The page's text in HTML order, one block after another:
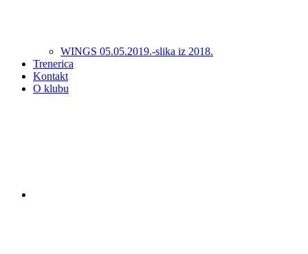
WINGS 05.05.2019.-slika iz 2018.
Trenerica
Kontakt
O klubu